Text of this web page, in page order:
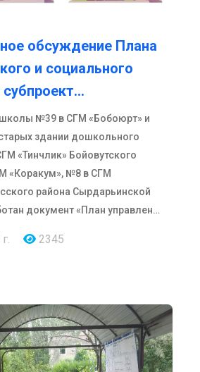
обсуждение Плана
и социального
субпроект…
в СГМ «Бобоюрт» и
здании дошкольного
Бойовутского
документ «План управлен…
2345